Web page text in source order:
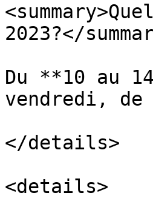
2023?</
Du **10 au
vendredi, de
</details>
<details>